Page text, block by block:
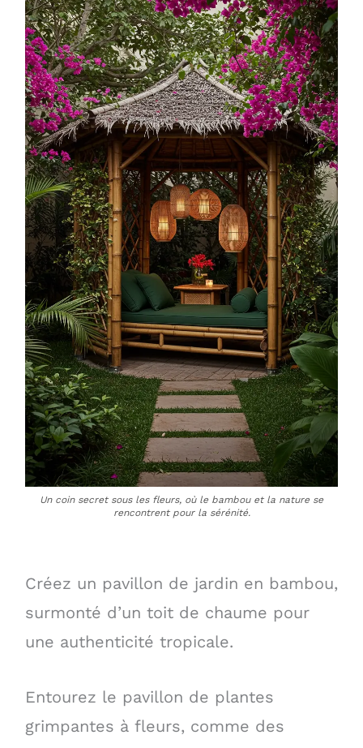
Un coin secret sous les fleurs, où le bambou et la nature se
rencontrent pour la sérénité.
Créez un pavillon de jardin en bambou,
surmonté d’un toit de chaume pour
une authenticité tropicale.
Entourez le pavillon de plantes
grimpantes à fleurs, comme des